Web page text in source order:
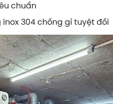
chuẩn
304 chống gỉ tuyệt đối